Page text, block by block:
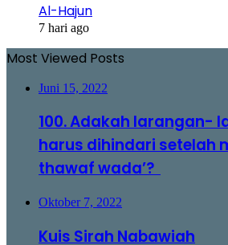
Al-Hajun
7 hari ago
Most Viewed Posts
Juni 15, 2022
100. Adakah larangan-
harus dihindari setelah
thawaf wada’?
Oktober 7, 2022
Kuis Sirah Nabawiah